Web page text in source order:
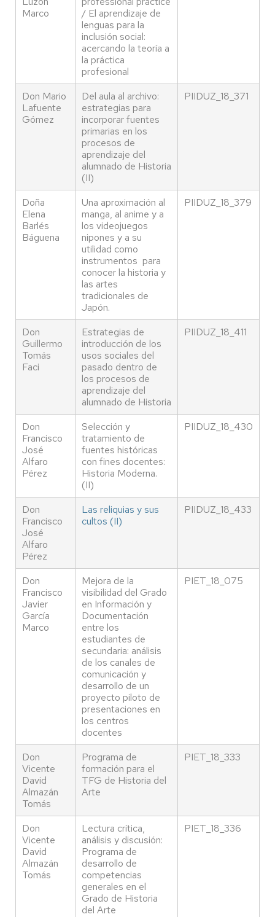
Marco
/ El aprendizaje de
lenguas para la
inclusión social:
acercando la teoría a
la práctica
profesional
Don Mario
Lafuente
Gómez
Del aula al archivo:
estrategias para
incorporar fuentes
primarias en los
procesos de
aprendizaje del
alumnado de Historia
(II)
PIIDUZ_18_371
Doña
Elena
Barlés
Báguena
Una aproximación al
manga, al anime y a
los videojuegos
nipones y a su
utilidad como
instrumentos para
conocer la historia y
las artes
tradicionales de
Japón.
PIIDUZ_18_379
Don
Guillermo
Tomás
Faci
Estrategias de
introducción de los
usos sociales del
pasado dentro de
los procesos de
aprendizaje del
alumnado de Historia
PIIDUZ_18_411
Don
Francisco
José
Alfaro
Pérez
Selección y
tratamiento de
fuentes históricas
con fines docentes:
Historia Moderna.
(II)
PIIDUZ_18_430
Don
Francisco
José
Alfaro
Pérez
Las reliquias y sus
cultos (II)
PIIDUZ_18_433
Don
Francisco
Javier
García
Marco
Mejora de la
visibilidad del Grado
en Información y
Documentación
entre los
estudiantes de
secundaria: análisis
de los canales de
comunicación y
desarrollo de un
proyecto piloto de
presentaciones en
los centros
docentes
PIET_18_075
Don
Vicente
David
Almazán
Tomás
Programa de
formación para el
TFG de Historia del
Arte
PIET_18_333
Don
Vicente
David
Almazán
Tomás
Lectura crítica,
análisis y discusión:
Programa de
desarrollo de
competencias
generales en el
Grado de Historia
del Arte
PIET_18_336